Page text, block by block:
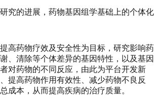
究的进展，药物基因组学基础上的个体化
高药物疗效及安全性为目标，研究影响药
、清除等个体差异的基因特性，以及基因
对药物的不同反应，由此为平台开发新
提高药物作用有效性、减少药物不良反
成本，从而提高疾病的治疗质量。